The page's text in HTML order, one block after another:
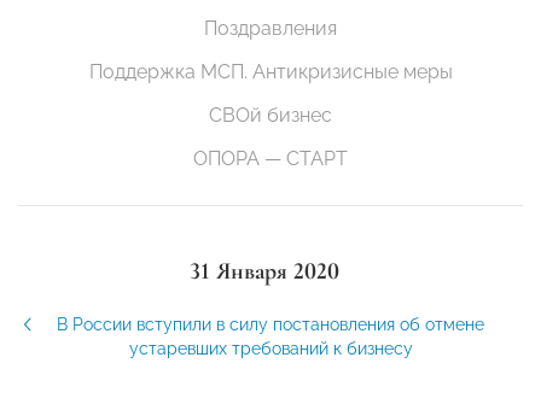
Поздравления
Поддержка МСП. Антикризисные меры
СВОй бизнес
ОПОРА — СТАРТ
31 Января 2020
В России вступили в силу постановления об отмене
устаревших требований к бизнесу